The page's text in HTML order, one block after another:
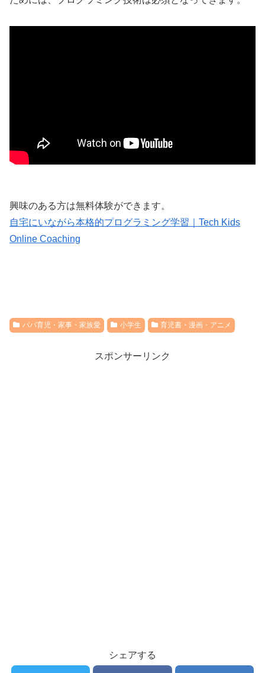
興味のある方は無料体験ができます。
自宅にいながら本格的プログラミング学習｜Tech Kids
Online Coaching
パパ育児・家事・家族愛 小学生 育児書・漫画・アニメ
スポンサーリンク
シェアする